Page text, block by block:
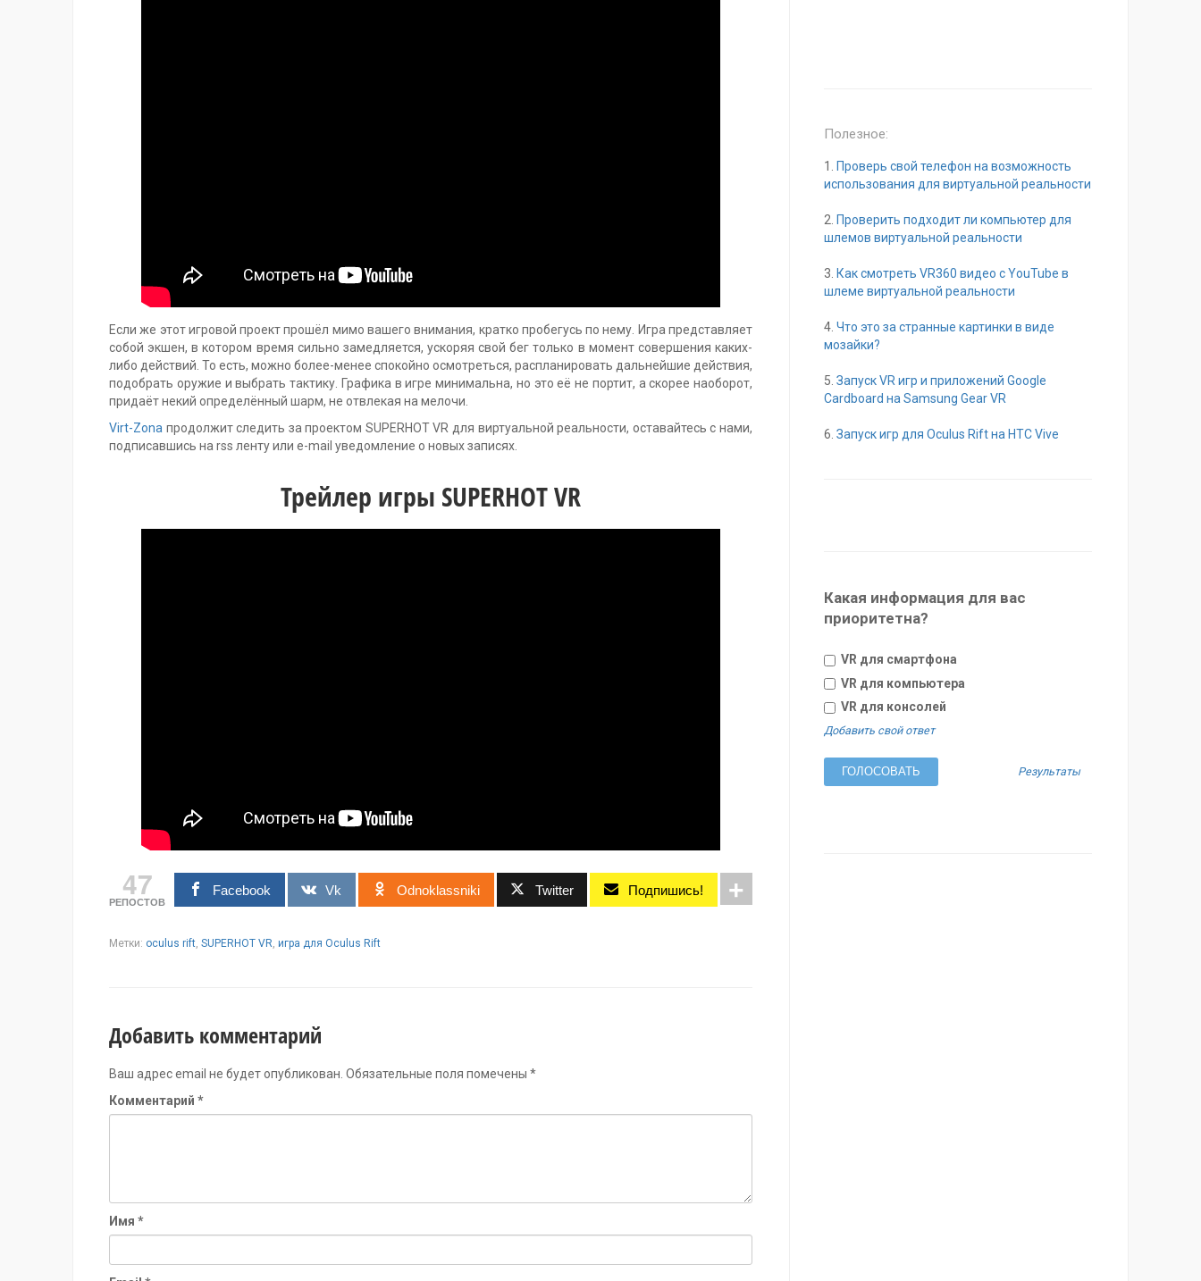
Если же этот игровой проект прошёл мимо вашего внимания, кратко пробегусь по нему. Игра представляет
собой экшен, в котором время сильно замедляется, ускоряя свой бег только в момент совершения каких-
либо действий. То есть, можно более-менее спокойно осмотреться, распланировать дальнейшие действия,
подобрать оружие и выбрать тактику. Графика в игре минимальна, но это её не портит, а скорее наоборот,
придаёт некий определённый шарм, не отвлекая на мелочи.
Virt-Zona продолжит следить за проектом SUPERHOT VR для виртуальной реальности, оставайтесь с нами,
подписавшись на rss ленту или e-mail уведомление о новых записях.
Трейлер игры SUPERHOT VR
47
РЕПОСТОВ
Facebook Vk Odnoklassniki Twitter Подпишись!
Метки: oculus rift, SUPERHOT VR, игра для Oculus Rift
Добавить комментарий
Ваш адрес email не будет опубликован. Обязательные поля помечены *
Комментарий *
Имя *
Полезное:
1.
Проверь свой телефон на возможность
использования для виртуальной реальности
2. Проверить подходит ли компьютер для
шлемов виртуальной реальности
3. Как смотреть VR360 видео с YouTube в
шлеме виртуальной реальности
4. Что это за странные картинки в виде
мозайки?
5. Запуск VR игр и приложений Google
Cardboard на Samsung Gear VR
6. Запуск игр для Oculus Rift на HTC Vive
Какая информация для вас
приоритетна?
VR для смартфона
VR для компьютера
VR для консолей
Добавить свой ответ
Результаты